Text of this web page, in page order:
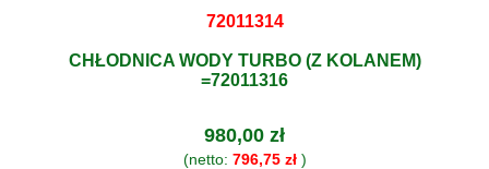
72011314
CHŁODNICA WODY TURBO (Z KOLANEM)
=72011316
980,00 zł
(netto: 796,75 zł)